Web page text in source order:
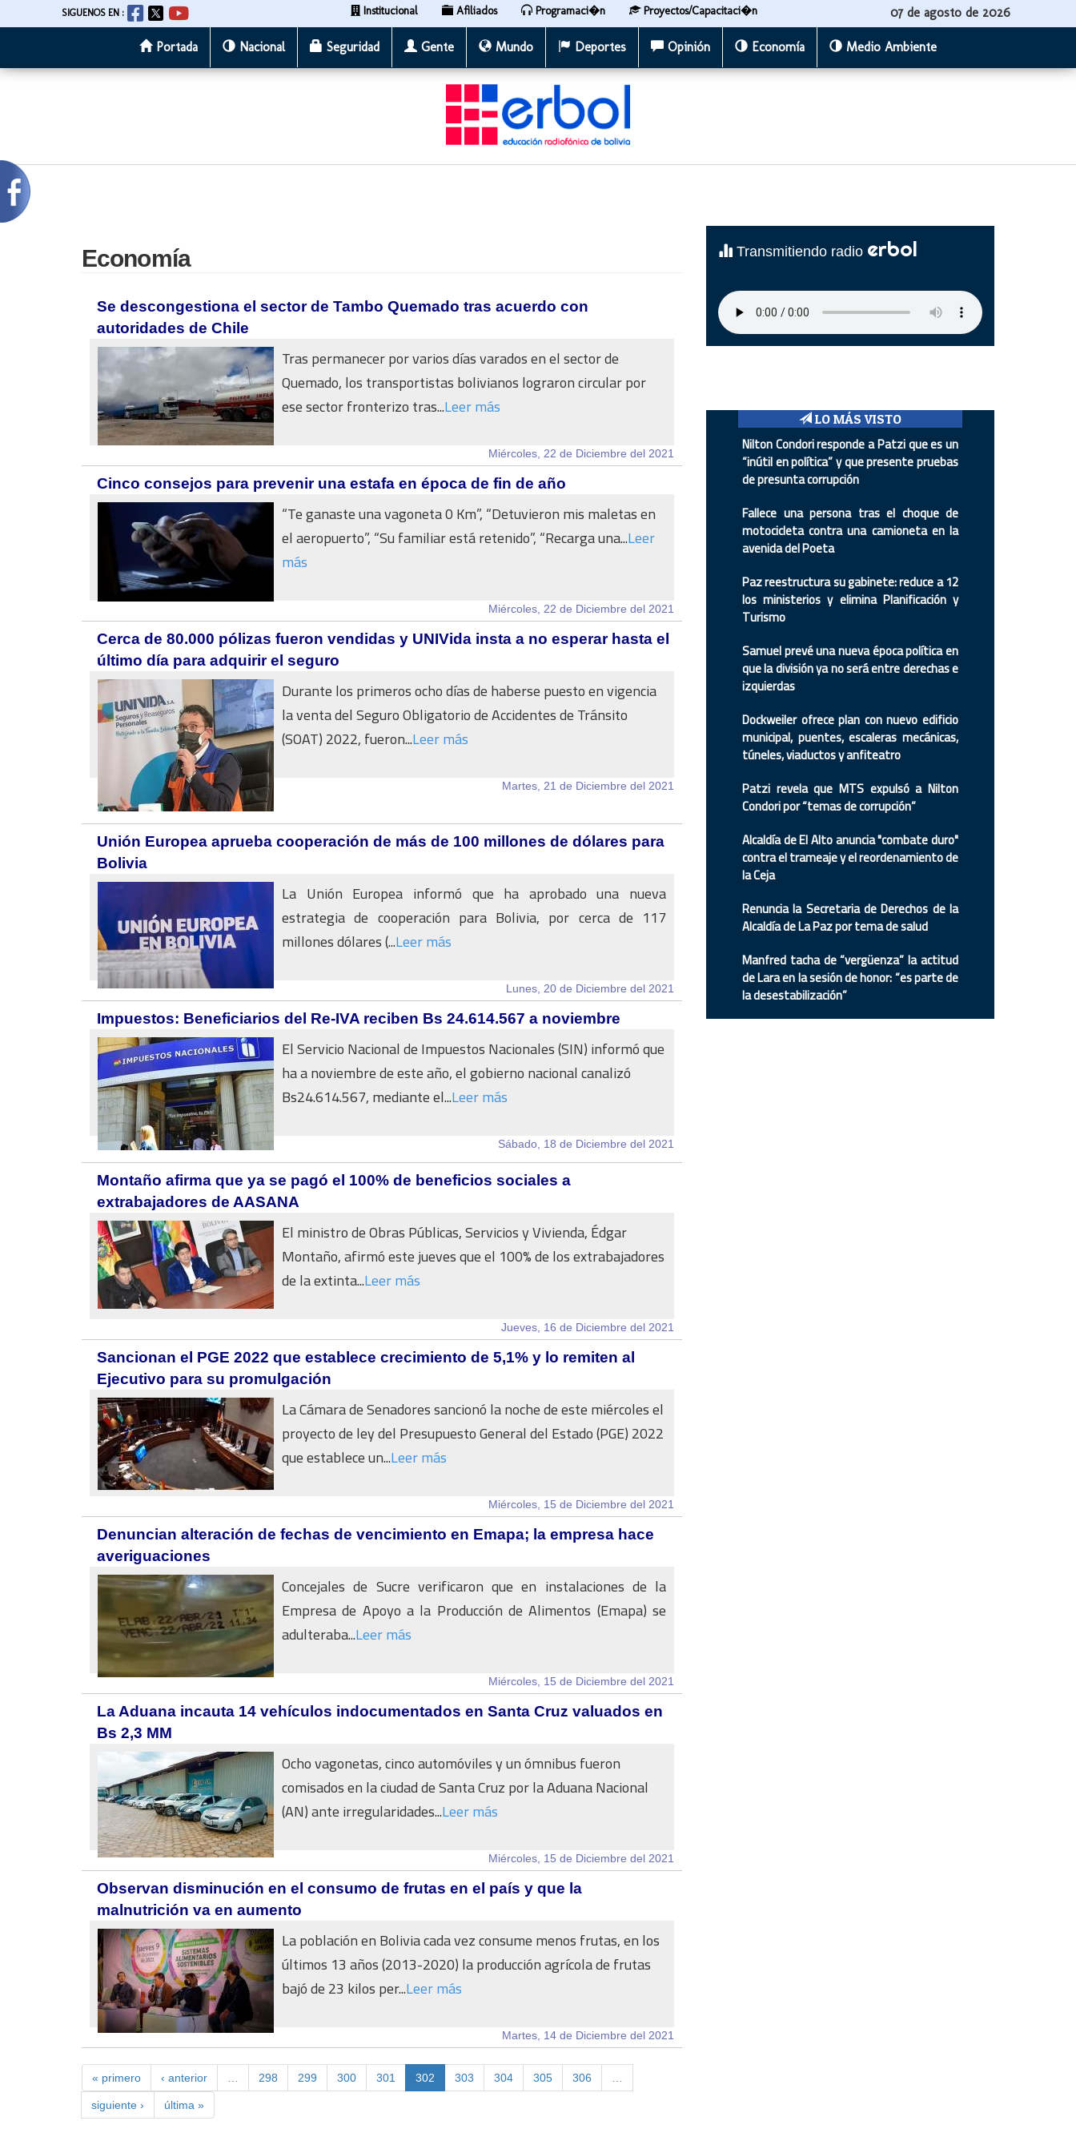
al
SIGUENOS EN : Institucional Afiliados Programaci�n Proyectos/Capacitaci�n 07 de agosto de 2026
Portada Nacional Seguridad Gente Mundo Deportes Opinión Economía Medio Ambiente
Economía
Se descongestiona el sector de Tambo Quemado tras acuerdo con
autoridades de Chile
Tras permanecer por varios días varados en el sector de
Quemado, los transportistas bolivianos lograron circular por
ese sector fronterizo tras...Leer más
Miércoles, 22 de Diciembre del 2021
Cinco consejos para prevenir una estafa en época de fin de año
“Te ganaste una vagoneta 0 Km”, “Detuvieron mis maletas en
el aeropuerto”, “Su familiar está retenido”, “Recarga una...Leer
más
Miércoles, 22 de Diciembre del 2021
Cerca de 80.000 pólizas fueron vendidas y UNIVida insta a no esperar hasta el
último día para adquirir el seguro
Durante los primeros ocho días de haberse puesto en vigencia
la venta del Seguro Obligatorio de Accidentes de Tránsito
(SOAT) 2022, fueron...Leer más
Martes, 21 de Diciembre del 2021
Unión Europea aprueba cooperación de más de 100 millones de dólares para
Bolivia
La Unión Europea informó que ha aprobado una nueva
estrategia de cooperación para Bolivia, por cerca de 117
millones dólares (...Leer más
Lunes, 20 de Diciembre del 2021
Impuestos: Beneficiarios del Re-IVA reciben Bs 24.614.567 a noviembre
El Servicio Nacional de Impuestos Nacionales (SIN) informó que
ha a noviembre de este año, el gobierno nacional canalizó
Bs24.614.567, mediante el...Leer más
Sábado, 18 de Diciembre del 2021
Montaño afirma que ya se pagó el 100% de beneficios sociales a
extrabajadores de AASANA
El ministro de Obras Públicas, Servicios y Vivienda, Édgar
Montaño, afirmó este jueves que el 100% de los extrabajadores
de la extinta...Leer más
Jueves, 16 de Diciembre del 2021
Sancionan el PGE 2022 que establece crecimiento de 5,1% y lo remiten al
Ejecutivo para su promulgación
La Cámara de Senadores sancionó la noche de este miércoles el
proyecto de ley del Presupuesto General del Estado (PGE) 2022
que establece un...Leer más
Miércoles, 15 de Diciembre del 2021
Denuncian alteración de fechas de vencimiento en Emapa; la empresa hace
averiguaciones
Concejales de Sucre verificaron que en instalaciones de la
Empresa de Apoyo a la Producción de Alimentos (Emapa) se
adulteraba...Leer más
Miércoles, 15 de Diciembre del 2021
La Aduana incauta 14 vehículos indocumentados en Santa Cruz valuados en
Bs 2,3 MM
Ocho vagonetas, cinco automóviles y un ómnibus fueron
comisados en la ciudad de Santa Cruz por la Aduana Nacional
(AN) ante irregularidades...Leer más
Miércoles, 15 de Diciembre del 2021
Observan disminución en el consumo de frutas en el país y que la
malnutrición va en aumento
La población en Bolivia cada vez consume menos frutas, en los
últimos 13 años (2013-2020) la producción agrícola de frutas
bajó de 23 kilos per...Leer más
Martes, 14 de Diciembre del 2021
« primero ‹ anterior 298 299 300 301 302 303 304 305 306
siguiente › última »
Transmitiendo radio erbol
LO MÁS VISTO
Nilton Condori responde a Patzi que es un
“inútil en política” y que presente pruebas
de presunta corrupción
Fallece una persona tras el choque de
motocicleta contra una camioneta en la
avenida del Poeta
Paz reestructura su gabinete: reduce a 12
los ministerios y elimina Planificación y
Turismo
Samuel prevé una nueva época política en
que la división ya no será entre derechas e
izquierdas
Dockweiler ofrece plan con nuevo edificio
municipal, puentes, escaleras mecánicas,
túneles, viaductos y anfiteatro
Patzi revela que MTS expulsó a Nilton
Condori por “temas de corrupción”
Alcaldía de El Alto anuncia "combate duro"
contra el trameaje y el reordenamiento de
la Ceja
Renuncia la Secretaria de Derechos de la
Alcaldía de La Paz por tema de salud
Manfred tacha de “vergüenza” la actitud
de Lara en la sesión de honor: “es parte de
la desestabilización”